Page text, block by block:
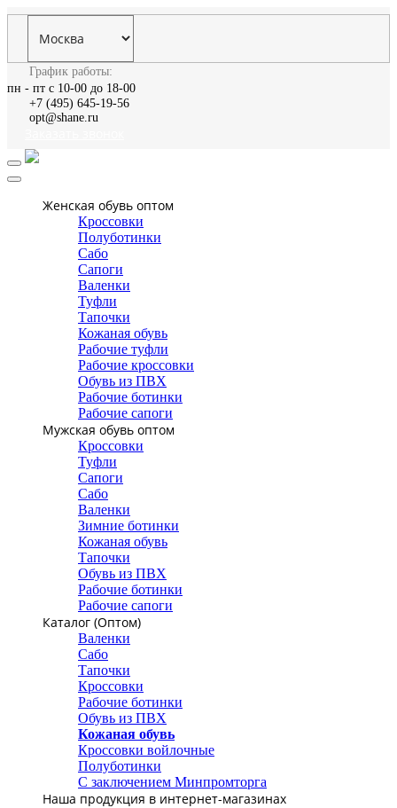
График работы:
пн - пт с 10-00 до 18-00
+7 (495) 645-19-56
opt@shane.ru
Женская обувь оптом
Кроссовки
Полуботинки
Сабо
Сапоги
Валенки
Туфли
Тапочки
Кожаная обувь
Рабочие туфли
Рабочие кроссовки
Обувь из ПВХ
Рабочие ботинки
Рабочие сапоги
Мужская обувь оптом
Кроссовки
Туфли
Сапоги
Сабо
Валенки
Зимние ботинки
Кожаная обувь
Тапочки
Обувь из ПВХ
Рабочие ботинки
Рабочие сапоги
Каталог (Оптом)
Валенки
Сабо
Тапочки
Кроссовки
Рабочие ботинки
Обувь из ПВХ
Кожаная обувь
Кроссовки войлочные
Полуботинки
С заключением Минпромторга
Наша продукция в интернет-магазинах